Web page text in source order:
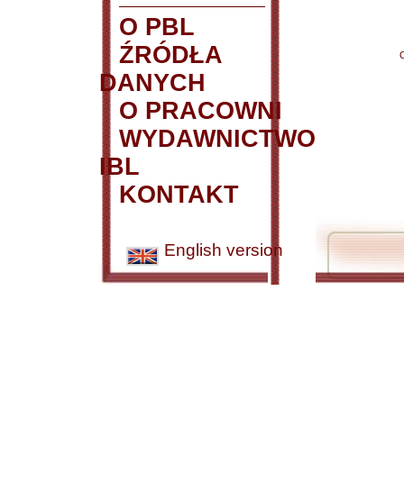
O PBL
ŹRÓDŁA
DANYCH
O PRACOWNI
WYDAWNICTWO
IBL
KONTAKT
English version